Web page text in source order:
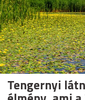
Tengernyi